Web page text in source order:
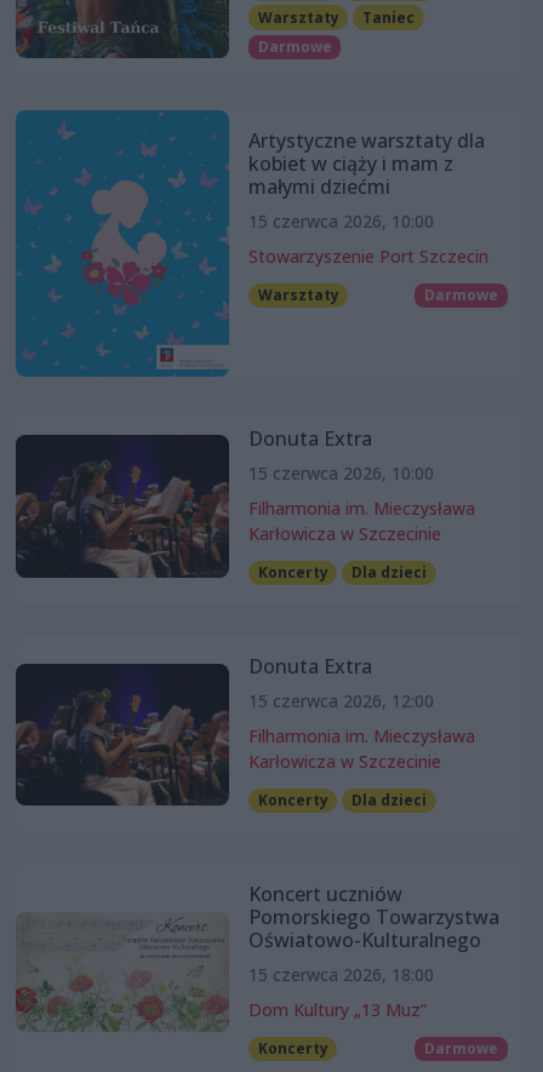
Warsztaty
Taniec
Darmowe
Artystyczne warsztaty dla
kobiet w ciąży i mam z
małymi dziećmi
15 czerwca 2026, 10:00
Stowarzyszenie Port Szczecin
Warsztaty Darmowe
Donuta Extra
15 czerwca 2026, 10:00
Filharmonia im. Mieczysława
Karłowicza w Szczecinie
Koncerty Dla dzieci
Donuta Extra
15 czerwca 2026, 12:00
Filharmonia im. Mieczysława
Karłowicza w Szczecinie
Koncerty Dla dzieci
Koncert uczniów
Pomorskiego Towarzystwa
Oświatowo-Kulturalnego
15 czerwca 2026, 18:00
Dom Kultury „13 Muz”
Koncerty Darmowe